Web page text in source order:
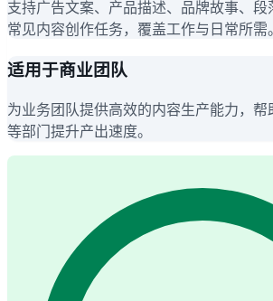
支持广告文案、产品描述、品牌故事、
常见内容创作任务，覆盖工作与日常所需
适用于商业团队
为业务团队提供高效的内容生产能力，帮
等部门提升产出速度。